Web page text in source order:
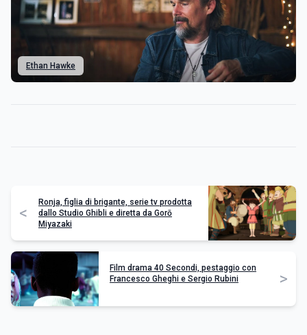
Ethan Hawke
<
Ronja, figlia di brigante, serie tv prodotta
dallo Studio Ghibli e diretta da Gorō
Miyazaki
Film drama 40 Secondi, pestaggio con
Francesco Gheghi e Sergio Rubini
>